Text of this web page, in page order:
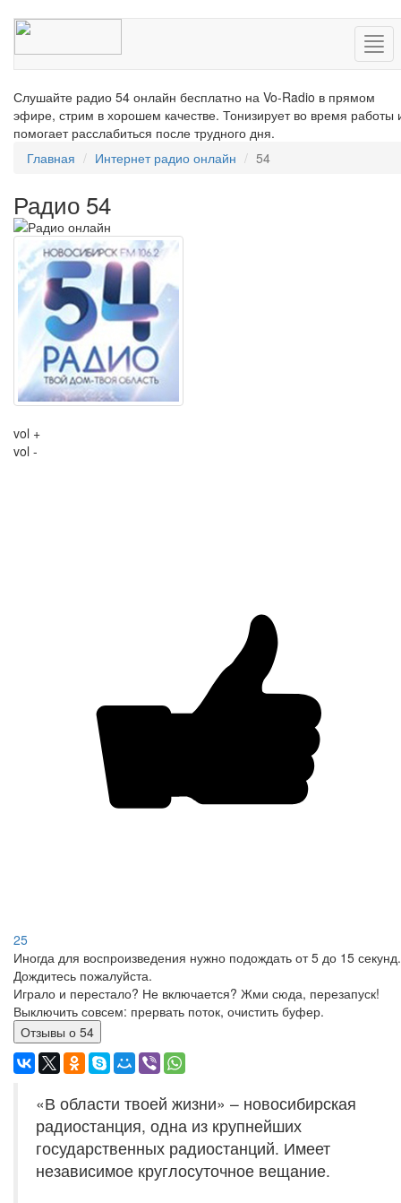
Слушайте радио 54 онлайн бесплатно на Vo-Radio в прямом
эфире, стрим в хорошем качестве. Тонизирует во время работы
помогает расслабиться после трудного дня.
Главная
Интернет радио онлайн 54
Радио 54
vol +
vol -
25
Иногда для воспроизведения нужно подождать от 5 до 15 секунд.
Дождитесь пожалуйста.
Играло и перестало? Не включается? Жми сюда, перезапуск!
Выключить совсем: прервать поток, очистить буфер.
Отзывы о 54
«В области твоей жизни» – новосибирская
радиостанция, одна из крупнейших
государственных радиостанций. Имеет
независимое круглосуточное вещание.